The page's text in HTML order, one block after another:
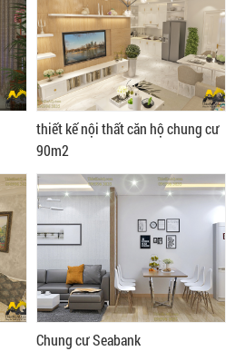
thiết kế nội thất căn hộ chung cư
90m2
Chung cư Seabank